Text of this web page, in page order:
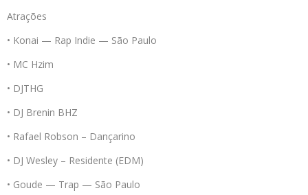
Atrações
• Konai — Rap Indie — São Paulo
• MC Hzim
• DJTHG
• DJ Brenin BHZ
• Rafael Robson – Dançarino
• DJ Wesley – Residente (EDM)
• Goude — Trap — São Paulo